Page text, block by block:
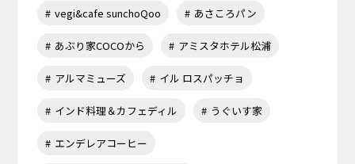
vegi&cafe sunchoQoo あさころパン
あぶり家COCOから アミスタホテル松浦
アルマミューズ イル ロスパッチョ
インド料理＆カフェディル うぐいす家
エンデレアコーヒー